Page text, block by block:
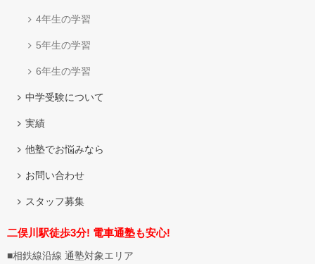
4年生の学習
5年生の学習
6年生の学習
中学受験について
実績
他塾でお悩みなら
お問い合わせ
スタッフ募集
二俣川駅徒歩3分! 電車通塾も安心!
■相鉄線沿線 通塾対象エリア